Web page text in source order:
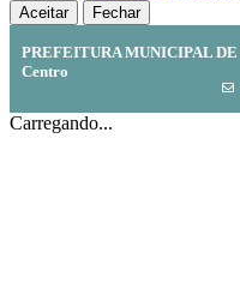
Aceitar Fechar
PREFEITURA MUNICIPAL
Centro
Carregando...